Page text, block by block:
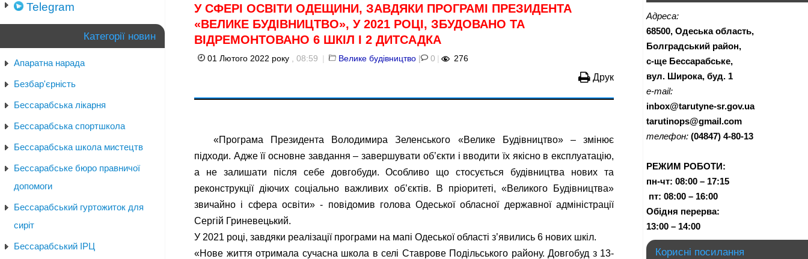
У СФЕРІ ОСВІТИ ОДЕЩИНИ, ЗАВДЯКИ ПРОГРАМІ ПРЕЗИДЕНТА
«ВЕЛИКЕ БУДІВНИЦТВО», У 2021 РОЦІ, ЗБУДОВАНО ТА
ВІДРЕМОНТОВАНО 6 ШКІЛ І 2 ДИТСАДКА
01 Лютого 2022 року , 08:59 | Велике будівництво | 0 | 276
Друк
«Програма Президента Володимира Зеленського «Велике Будівництво» – змінює
підходи. Адже її основне завдання – завершувати об’єкти і вводити їх якісно в експлуатацію,
а не залишати після себе довгобуди. Особливо що стосується будівництва нових та
реконструкції діючих соціально важливих об’єктів. В пріоритеті, «Великого Будівництва»
звичайно і сфера освіти» - повідомив голова Одеської обласної державної адміністрації
Сергій Гриневецький.
У 2021 році, завдяки реалізації програми на мапі Одеської області з’явились 6 нових шкіл.
«Нове життя отримала сучасна школа в селі Ставрове Подільського району. Довгобуд з 13-
Telegram
Категорії новин
Апаратна нарада
Безбар'єрність
Бессарабська лікарня
Бессарабська спортшкола
Бессарабська школа мистецтв
Бессарабське бюро правничої
допомоги
Бессарабський гуртожиток для
сиріт
Бессарабський ІРЦ
Адреса:
68500, Одеська область,
Болградський район,
с-ще Бессарабське,
вул. Широка, буд. 1
e-mail:
inbox@tarutyne-sr.gov.ua
tarutinops@gmail.com
телефон: (04847) 4-80-13
РЕЖИМ РОБОТИ:
пн-чт: 08:00 – 17:15
пт: 08:00 – 16:00
Обідня перерва:
13:00 – 14:00
Корисні посилання